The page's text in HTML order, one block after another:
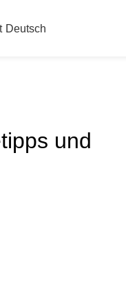
Deutsch
und